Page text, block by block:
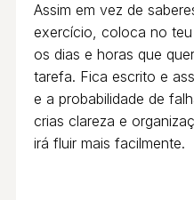
Assim em vez de
exercício, coloca no
os dias e horas que
tarefa. Fica escrito e
e a probabilidade de
crias clareza e
irá fluir mais facilmente.